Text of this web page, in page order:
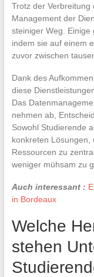
Trotz der Verbreitung
Management der
steiniger Weg. Einige
indem sie auf einem
zuvor zwischen
Dank des
diese
Das
nehmen ab,
Sowohl Studierende
konkreten Lösungen,
Ressourcen zu
weniger mühsam zu
Auch interessant :
in Bordeaux
Welche
stehen